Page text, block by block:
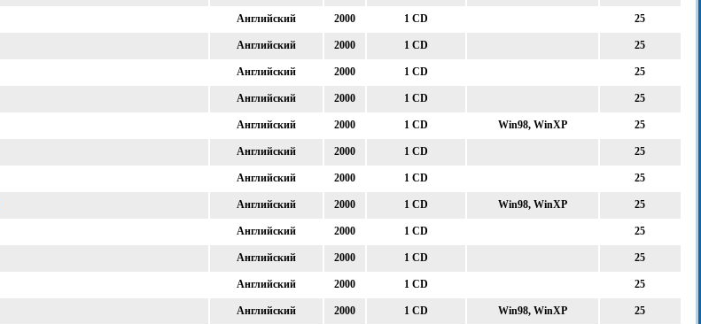
Английский 2000 1 CD 25
Английский 2000 1 CD 25
Английский 2000 1 CD 25
Английский 2000 1 CD 25
Английский 2000 1 CD Win98, WinXP 25
Английский 2000 1 CD 25
Английский 2000 1 CD 25
Английский 2000 1 CD Win98, WinXP 25
Английский 2000 1 CD 25
Английский 2000 1 CD 25
Английский 2000 1 CD 25
Английский 2000 1 CD Win98, WinXP 25